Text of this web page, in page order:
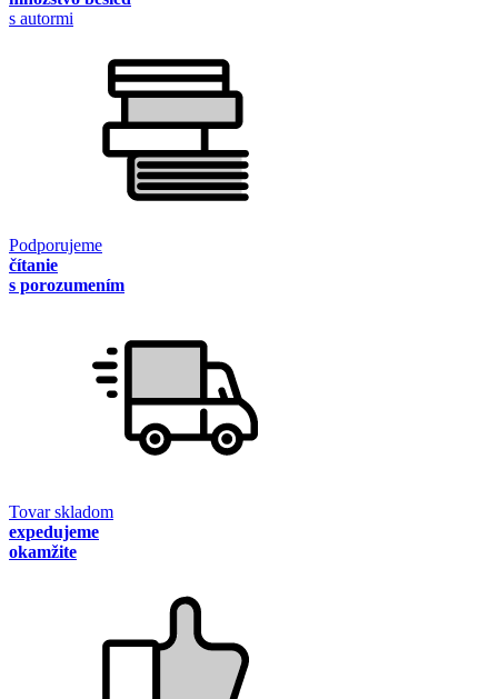
s autormi
Podporujeme
čítanie
s porozumením
Tovar skladom
expedujeme
okamžite